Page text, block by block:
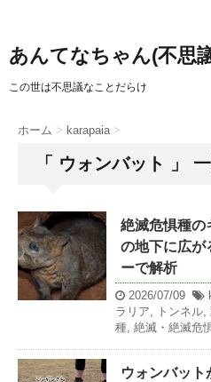
あんてなちゃん(不思
この世は不思議なことだらけ
ホーム > karapaia >
「 ウォンバット 」
絶滅危惧種の
の地下に広が
ーで解析
2026/07/09
ラリア, トンネル,
種, 絶滅・絶滅危
ウォンバット